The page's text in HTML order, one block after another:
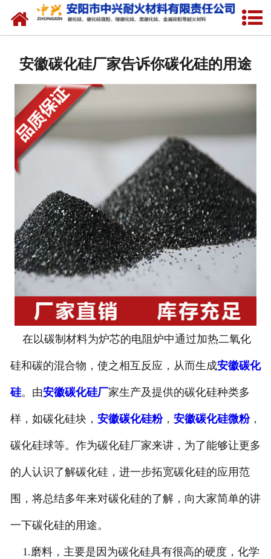
网站首页
新闻中心
厂容厂貌
联系我们
安徽碳化硅厂家告诉你碳化硅的用途
在以碳制材料为炉芯的电阻炉中通过加热二氧化
硅和碳的混合物，使之相互反应，从而生成安徽碳化
硅。由安徽碳化硅厂家生产及提供的碳化硅种类多
样，如碳化硅块， 安徽碳化硅粉， 安徽碳化硅微粉，
碳化硅球等。作为碳化硅厂家来讲，为了能够让更多
的人认识了解碳化硅，进一步拓宽碳化硅的应用范
围，将总结多年来对碳化硅的了解，向大家简单的讲
一下碳化硅的用途。
1.磨料，主要是因为碳化硅具有很高的硬度，化学